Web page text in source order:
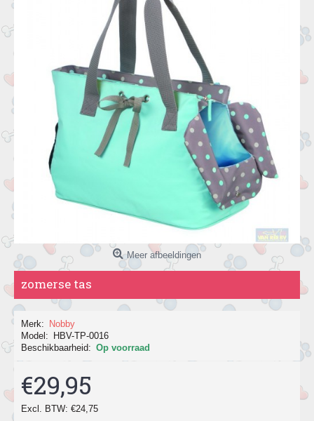
Meer afbeeldingen
zomerse tas
Merk:
Nobby
Model:
HBV-TP-0016
Beschikbaarheid: Op voorraad
€29,95
Excl. BTW: €24,75